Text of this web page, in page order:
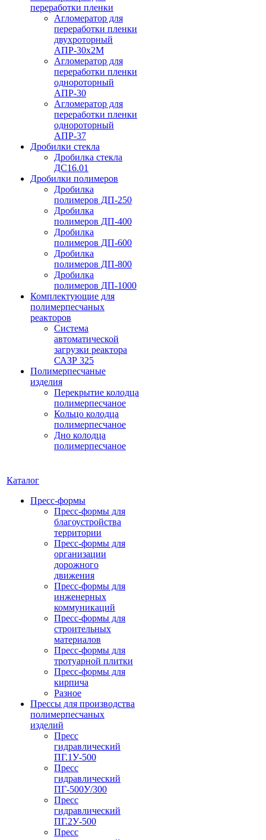
переработки пленки
Агломератор для
переработки пленки
двухроторный
АПР-30х2М
Агломератор для
переработки пленки
однороторный
АПР-30
Агломератор для
переработки пленки
однороторный
АПР-37
Дробилки стекла
Дробилка стекла
ДС16.01
Дробилки полимеров
Дробилка
полимеров ДП-250
Дробилка
полимеров ДП-400
Дробилка
полимеров ДП-600
Дробилка
полимеров ДП-800
Дробилка
полимеров ДП-1000
Комплектующие для
полимерпесчаных
реакторов
Система
автоматической
загрузки реактора
САЗР 325
Полимерпесчаные
изделия
Перекрытие колодца
полимерпесчаное
Кольцо колодца
полимерпесчаное
Дно колодца
полимерпесчаное
Каталог
Пресс-формы
Пресс-формы для
благоустройства
территории
Пресс-формы для
организации
дорожного
движения
Пресс-формы для
инженерных
коммуникаций
Пресс-формы для
строительных
материалов
Пресс-формы для
тротуарной плитки
Пресс-формы для
кирпича
Разное
Прессы для производства
полимерпесчаных
изделий
Пресс
гидравлический
ПГ.1У-500
Пресс
гидравлический
ПГ-500У/300
Пресс
гидравлический
ПГ.2У-500
Пресс